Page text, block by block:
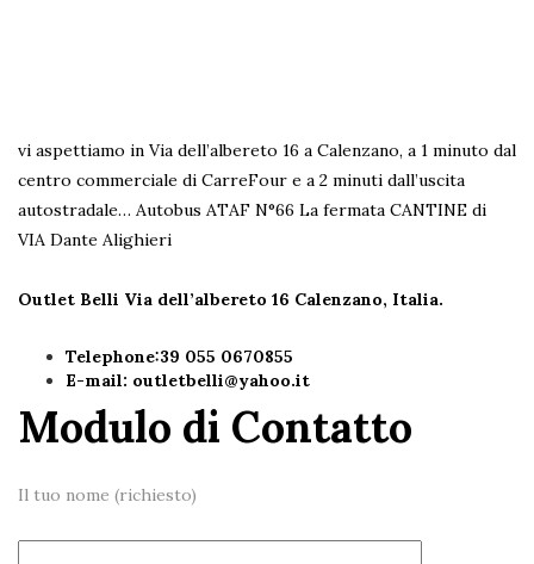
vi aspettiamo in Via dell’albereto 16 a Calenzano, a 1 minuto dal
centro commerciale di CarreFour e a 2 minuti dall’uscita
autostradale… Autobus ATAF N°66 La fermata CANTINE di
VIA Dante Alighieri
Outlet Belli Via dell’albereto 16 Calenzano, Italia.
Telephone:39 055 0670855
E-mail: outletbelli@yahoo.it
Modulo di Contatto
Il tuo nome (richiesto)